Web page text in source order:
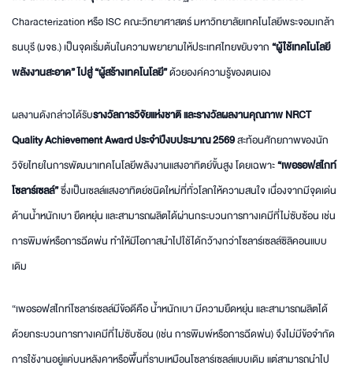
Characterization หรือ ISC คณะวิทยาศาสตร์ มหาวิทยาลัยเทคโนโลยีพระจอมเกล้า
ธนบุรี (มจธ.) เป็นจุดเริ่มต้นในความพยายามให้ประเทศไทยขยับจาก“ผู้ใช้เทคโนโลยี
พลังงานสะอาด” ไปสู่ “ผู้สร้างเทคโนโลยี”ด้วยองค์ความรู้ของตนเอง
ผลงานดังกล่าวได้รับรางวัลการวิจัยแห่งชาติ และรางวัลผลงานคุณภาพNRCT
Quality Achievement Award ประจำปีงบประมาณ 2569สะท้อนศักยภาพของนัก
วิจัยไทยในการพัฒนาเทคโนโลยีพลังงานแสงอาทิตย์ขั้นสูง โดยเฉพาะ“เพอรอฟสไกท์
โซลาร์เซลล์”ซึ่งเป็นเซลล์แสงอาทิตย์ชนิดใหม่ที่ทั่วโลกให้ความสนใจ เนื่องจากมีจุดเด่น
ด้านน้ำหนักเบา ยืดหยุ่น และสามารถผลิตได้ผ่านกระบวนการทางเคมีที่ไม่ซับซ้อน เช่น
การพิมพ์หรือการฉีดพ่น ทำให้มีโอกาสนำไปใช้ได้กว้างกว่าโซลาร์เซลล์ซิลิคอนแบบ
เดิม
“เพอรอฟสไกท์โซลาร์เซลล์มีข้อดีคือ น้ำหนักเบา มีความยืดหยุ่น และสามารถผลิตได้
ด้วยกระบวนการทางเคมีที่ไม่ซับซ้อน (เช่น การพิมพ์หรือการฉีดพ่น) จึงไม่มีข้อจำกัด
การใช้งานอยู่แค่บนหลังคาหรือพื้นที่ราบเหมือนโซลาร์เซลล์แบบเดิม แต่สามารถนำไป